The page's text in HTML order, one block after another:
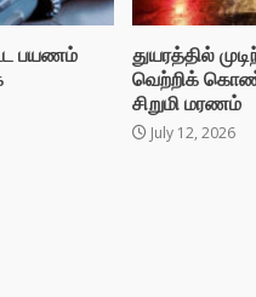
பயணம்
துயரத்தில்
வெற்றிக்
சிறுமி மரணம்
July 12, 2026